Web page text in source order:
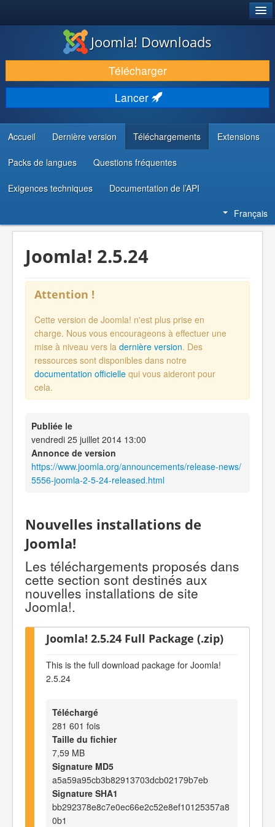
TÉLÉCHARGER & ÉTENDRE
DÉCOUVRIR & APPRENDRE
COMMUNAUTÉ & SUPPORT
RESSOURCES DÉVELOPPEURS
Joomla! Downloads
Télécharger
Lancer
Accueil Dernière version Téléchargements Extensions
Packs de langues Questions fréquentes
Exigences techniques Documentation de l’API
Français
Joomla! 2.5.24
Attention !
Cette version de Joomla! n'est plus prise en
charge. Nous vous encourageons à effectuer une
mise à niveau vers la dernière version. Des
ressources sont disponibles dans notre
documentation officielle qui vous aideront pour
cela.
Publiée le
vendredi 25 juillet 2014 13:00
Annonce de version
https://www.joomla.org/announcements/release-news/
5556-joomla-2-5-24-released.html
Nouvelles installations de
Joomla!
Les téléchargements proposés dans
cette section sont destinés aux
nouvelles installations de site
Joomla!.
Joomla! 2.5.24 Full Package (.zip)
This is the full download package for Joomla!
2.5.24
Téléchargé
281 601 fois
Taille du fichier
7,59 MB
Signature MD5
a5a59a95cb3b82913703dcb02179b7eb
Signature SHA1
bb292378e8c7e0ec66e2c52e8ef10125357a8
0b1